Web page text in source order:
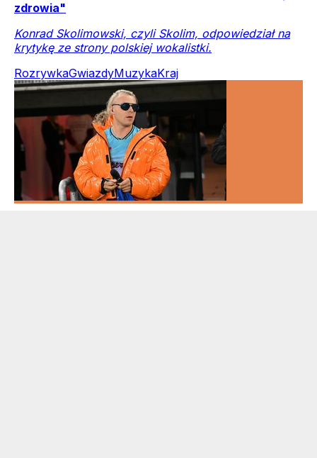
zdrowia"
Konrad Skolimowski, czyli Skolim, odpowiedział na
krytykę ze strony polskiej wokalistki.
RozrywkaGwiazdyMuzykaKraj